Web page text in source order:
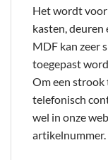
Het wordt
kasten,
MDF kan zeer
toegepast
Om een strook
telefonisch
wel in onze
artikelnummer.